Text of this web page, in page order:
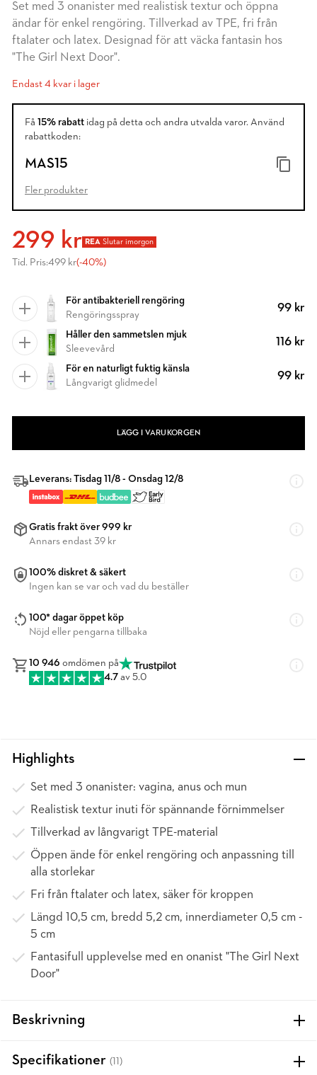
Set med 3 onanister med realistisk textur och öppna
ändar för enkel rengöring. Tillverkad av TPE, fri från
ftalater och latex. Designad för att väcka fantasin hos
"The Girl Next Door".
Endast 4 kvar i lager
Få 15% rabatt idag på detta och andra utvalda varor. Använd
rabattkoden:
MAS15
Fler produkter
299 kr REA Slutar imorgon
Tid. Pris:499 kr(-40%)
För antibakteriell rengöring
Rengöringsspray
99 kr
Håller den sammetslen mjuk
Sleevevård
116 kr
För en naturligt fuktig känsla
Långvarigt glidmedel
99 kr
LÄGG I VARUKORGEN
Leverans: Tisdag 11/8 - Onsdag 12/8
Gratis frakt över 999 kr
Annars endast 39 kr
100% diskret & säkert
Ingen kan se var och vad du beställer
100* dagar öppet köp
Nöjd eller pengarna tillbaka
10 946 omdömen på
4.7 av 5.0
Highlights
Set med 3 onanister: vagina, anus och mun
Realistisk textur inuti för spännande förnimmelser
Tillverkad av långvarigt TPE-material
Öppen ände för enkel rengöring och anpassning till
alla storlekar
Fri från ftalater och latex, säker för kroppen
Längd 10,5 cm, bredd 5,2 cm, innerdiameter 0,5 cm -
5 cm
Fantasifull upplevelse med en onanist "The Girl Next
Door"
Beskrivning
Specifikationer (11)